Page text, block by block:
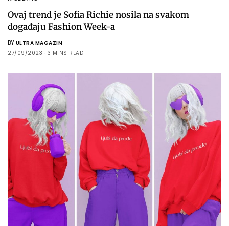
Ovaj trend je Sofia Richie nosila na svakom
događaju Fashion Week-a
BY ULTRA MAGAZIN
27/09/2023
3 MINS READ